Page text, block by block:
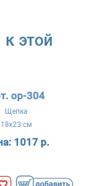
этой
ор-304
Щепка
18x23 см
1017 р.